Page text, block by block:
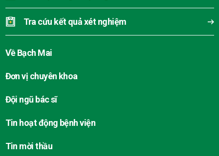
Tra cứu kết quả xét nghiệm
Về Bạch Mai
Đơn vị chuyên khoa
Đội ngũ bác sĩ
Tin hoạt động bệnh viện
Tin mời thầu